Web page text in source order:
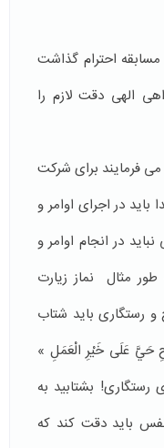
احترام گذاشت
الهی دقت لازم را
فرمایند برای شرکت
باید در اجرای اوامر و
در انجام اوامر و
مثال نماز زیارت
رستگاری باید شتاب
حَيَّ عَلَى خَيْرِ الْعَمَلِ »
رستگاری! بشتابید به
باید دقت کند که